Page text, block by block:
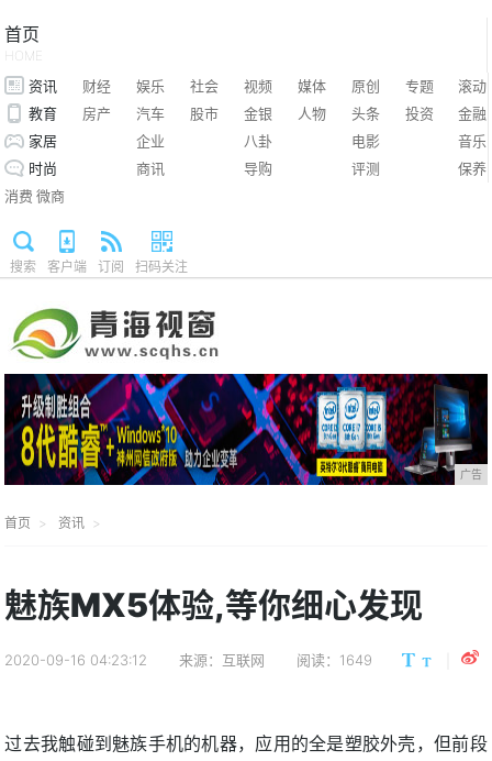
首页
HOME
资讯 财经 娱乐 社会 视频 媒体 原创 专题
滚动
教育
房产 汽车 股市 金银 人物 头条 投资
金融
家居
企业 八卦 电影
音乐
时尚
商讯 导购 评测
保养
消费 微商
搜索 客户端 订阅 扫码关注
广告
首页 资讯
魅族MX5体验,等你细心发现
2020-09-16 04:23:12 来源：互联网 阅读：1649
过去我触碰到魅族手机的机器，应用的全是塑胶外壳，但前段